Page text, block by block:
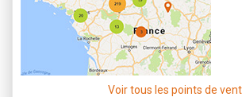
Voir tous les points de